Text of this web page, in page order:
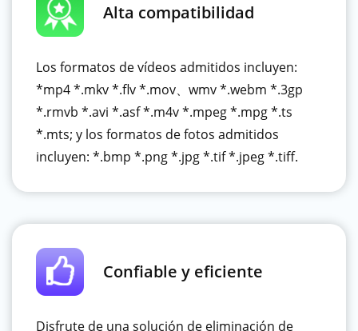
Alta compatibilidad
Los formatos de vídeos admitidos incluyen:
*mp4 *.mkv *.flv *.mov、wmv *.webm *.3gp
*.rmvb *.avi *.asf *.m4v *.mpeg *.mpg *.ts
*.mts; y los formatos de fotos admitidos
incluyen: *.bmp *.png *.jpg *.tif *.jpeg *.tiff.
Confiable y eficiente
Disfrute de una solución de eliminación de